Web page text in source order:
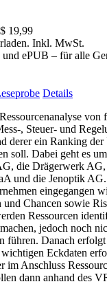
19,99
Inkl. MwSt.
ePUB – für alle
Details
von
, Steuer- und
derer ein Ranking der
soll. Dabei geht es
die Drägerwerk
und die Jenoptik
eingegangen
und Chancen sowie
Ressourcen
jedoch noch
führen. Danach
Eckdaten
im Anschluss
dann anhand des